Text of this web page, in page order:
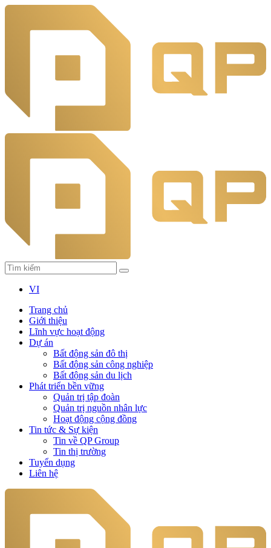
VI
Trang chủ
Giới thiệu
Lĩnh vực hoạt động
Dự án
Bất động sản đô thị
Bất động sản công nghiệp
Bất động sản du lịch
Phát triển bền vững
Quản trị tập đoàn
Quản trị nguồn nhân lực
Hoạt động cộng đồng
Tin tức & Sự kiện
Tin về QP Group
Tin thị trường
Tuyển dụng
Liên hệ